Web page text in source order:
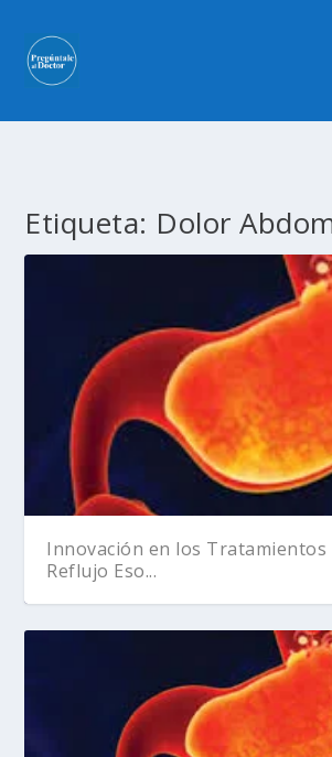
Etiqueta: Dolor
Innovación en los Tratamientos
Reflujo Eso...